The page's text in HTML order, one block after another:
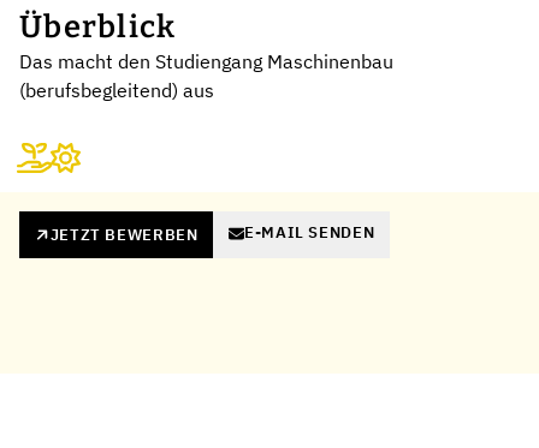
Überblick
Das macht den Studiengang Maschinenbau
(berufsbegleitend) aus
JETZT BEWERBEN E-MAIL SENDEN